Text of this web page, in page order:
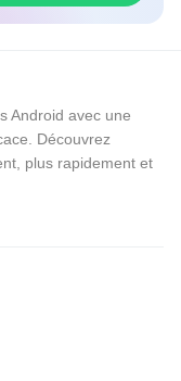
Android avec une
Découvrez
plus rapidement et